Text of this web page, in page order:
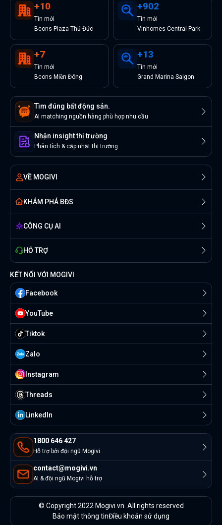
+10
Tin mới
Bcons Plaza Thủ Đức
+902
Tin mới
Vinhomes Central Park
+7
Tin mới
Bcons Miền Đông
+13
Tin mới
Grand Marina Saigon
Tìm đúng bất động sản.
AI matching nguồn hàng phù hợp nhu cầu
Nhận insight thị trường
Phân tích & cập nhật thị trường
VỀ MOGIVI
KHÁM PHÁ BĐS
CÔNG CỤ AI
HỖ TRỢ
1800 646 427
Hỗ trợ bởi đội ngũ Mogivi
contact@mogivi.vn
AI & đội ngũ Mogivi hỗ trợ
KẾT NỐI VỚI MOGIVI
Facebook
YouTube
Tiktok
Zalo
Instagram
Threads
Linkedln
© Copyright 2022 Mogivi.vn. All rights reserved
Bảo mật thông tinĐiều khoản sử dụng